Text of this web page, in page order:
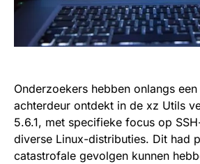
Onderzoekers hebben onlangs
achterdeur ontdekt in de xz Utils
5.6.1, met specifieke focus op
diverse Linux-distributies. Dit had
catastrofale gevolgen kunnen